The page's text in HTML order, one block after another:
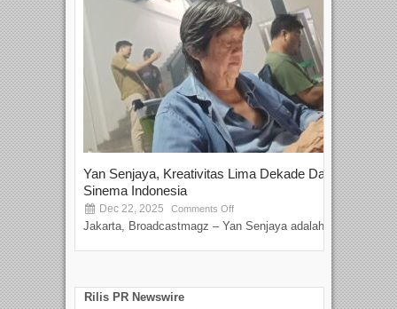
Yan Senjaya, Kreativitas Lima Dekade Dalam
Sinema Indonesia
Dec 22, 2025 Comments Off
Jakarta, Broadcastmagz – Yan Senjaya adalah...
Rilis PR Newswire